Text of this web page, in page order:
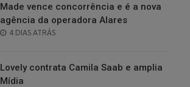
Made vence concorrência e é a nova
agência da operadora Alares
POSTED
4 DIAS ATRÁS
Lovely contrata Camila Saab e amplia
Mídia